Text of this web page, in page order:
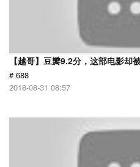
【越哥】豆瓣9.2分，这部电影却
# 688
2018-08-31 08:57